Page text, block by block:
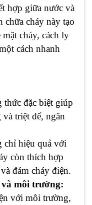
hợp giữa nước và
cháy này tạo
cháy, cách ly
cách nhanh
thức đặc biệt giúp
triệt để, ngăn
chỉ hiệu quả với
còn thích hợp
đám cháy điện.
môi trường:
với môi trường,